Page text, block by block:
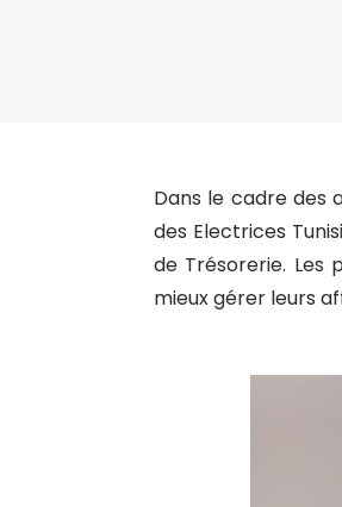
Dans le cadre des
des Electrices
de Trésorerie.
mieux gérer leurs